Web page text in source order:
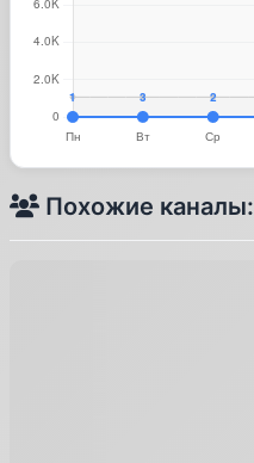
Похожие каналы: